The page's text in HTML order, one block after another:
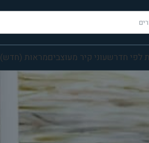
לפי חדרשעוני קיר מעוצביםמראות (חדש)